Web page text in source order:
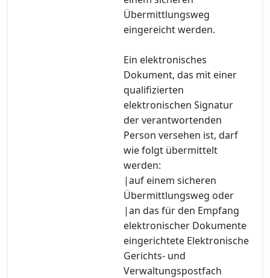
Übermittlungsweg
eingereicht werden.
Ein elektronisches
Dokument, das mit einer
qualifizierten
elektronischen Signatur
der verantwortenden
Person versehen ist, darf
wie folgt übermittelt
werden:
|auf einem sicheren
Übermittlungsweg oder
|an das für den Empfang
elektronischer Dokumente
eingerichtete Elektronische
Gerichts- und
Verwaltungspostfach